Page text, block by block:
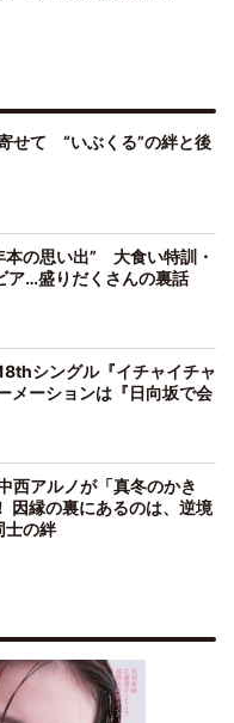
せて “いぶくる”の絆と後
の思い出” 大食い特訓・
ア…盛りだくさんの裏話
シングル『イチャイチャ
メーションは『日向坂で会
西アルノが「真冬のかき
因縁の裏にあるのは、逆境
士の絆